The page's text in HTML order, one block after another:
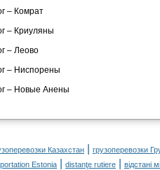
– Комрат
– Криуляны
– Леово
– Ниспорены
– Новые Анены
Казахстан
грузоперевозки
Estonia distanţe rutiere
відстані